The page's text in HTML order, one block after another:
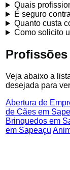
Quais
É seguro
Quanto custa
Como solicito
Profissões
Veja abaixo a
desejada para
Abertura de
de Cães em
Brinquedos em
em Sapeaçu